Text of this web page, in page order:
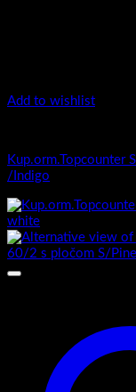
Add to wishlist
Kup.orm.Topcounter
/Indigo